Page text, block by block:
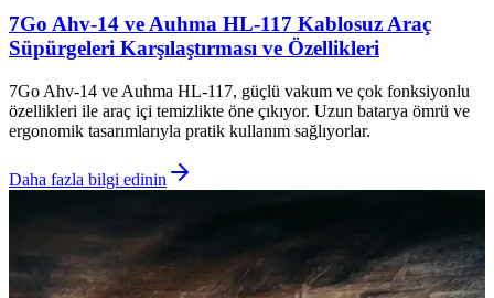
7Go Ahv-14 ve Auhma HL-117 Kablosuz Araç
Süpürgeleri Karşılaştırması ve Özellikleri
7Go Ahv-14 ve Auhma HL-117, güçlü vakum ve çok fonksiyonlu
özellikleri ile araç içi temizlikte öne çıkıyor. Uzun batarya ömrü ve
ergonomik tasarımlarıyla pratik kullanım sağlıyorlar.
Daha fazla bilgi edinin